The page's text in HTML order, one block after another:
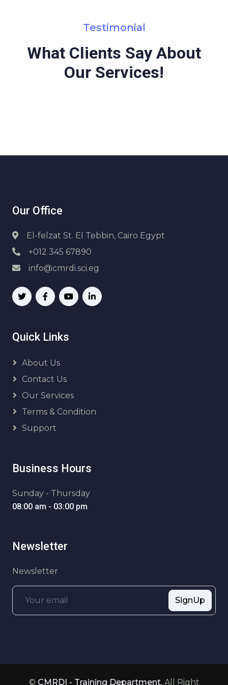
Testimonial
What Clients Say About
Our Services!
Our Office
El-felzat St. El Tebbin, Cairo Egypt
+012 345 67890
info@cmrdi.sci.eg
Quick Links
About Us
Contact Us
Our Services
Terms & Condition
Support
Business Hours
Sunday - Thursday
08:00 am - 03:00 pm
Newsletter
Newsletter
SignUp
© CMRDI - Training Department, All Right